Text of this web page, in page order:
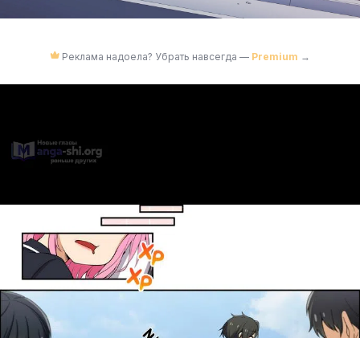
Реклама надоела? Убрать навсегда — Premium →